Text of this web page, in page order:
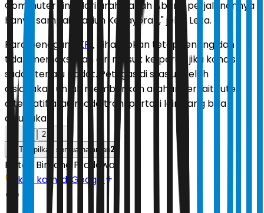
Commuter Line dari arah Tanah Abang perjalanannya
hanya sampai Stasiun Kebayoran," jelas Leza.
Para pengguna
KRLdiharapkan tetap tenang dan
tidak memaksakan diri masuk ke peron jika kondisi
sudah terlalu padat. Petugas di stasiun telah
disiagakan untuk memberikan arahan terkait rute
alternatif atau moda transportasi lain yang bisa
digunakan.
2
Tampilkan semua halaman2
Editor: Bintang Pradewo
Ikuti kami di Google